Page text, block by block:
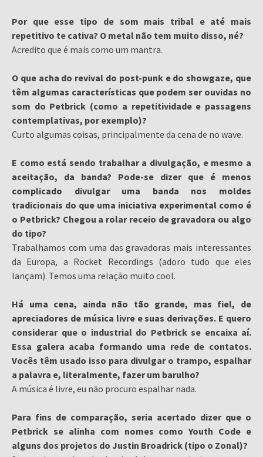
Por que esse tipo de som mais tribal e até mais
repetitivo te cativa? O metal não tem muito disso, né?
Acredito que é mais como um mantra.
O que acha do revival do post-punk e do showgaze, que
têm algumas características que podem ser ouvidas no
som do Petbrick (como a repetitividade e passagens
contemplativas, por exemplo)?
Curto algumas coisas, principalmente da cena de no wave.
E como está sendo trabalhar a divulgação, e mesmo a
aceitação, da banda? Pode-se dizer que é menos
complicado divulgar uma banda nos moldes
tradicionais do que uma iniciativa experimental como é
o Petbrick? Chegou a rolar receio de gravadora ou algo
do tipo?
Trabalhamos com uma das gravadoras mais interessantes
da Europa, a Rocket Recordings (adoro tudo que eles
lançam). Temos uma relação muito cool.
Há uma cena, ainda não tão grande, mas fiel, de
apreciadores de música livre e suas derivações. E quero
considerar que o industrial do Petbrick se encaixa aí.
Essa galera acaba formando uma rede de contatos.
Vocês têm usado isso para divulgar o trampo, espalhar
a palavra e, literalmente, fazer um barulho?
A música é livre, eu não procuro espalhar nada.
Para fins de comparação, seria acertado dizer que o
Petbrick se alinha com nomes como Youth Code e
alguns dos projetos do Justin Broadrick (tipo o Zonal)?